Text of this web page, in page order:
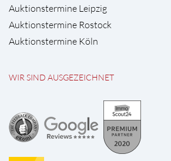
Auktionstermine Leipzig
Auktionstermine Rostock
Auktionstermine Köln
WIR SIND AUSGEZEICHNET